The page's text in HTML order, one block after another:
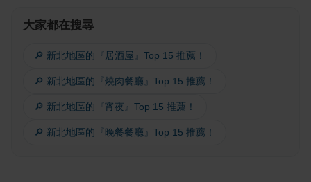
大家都在搜尋
🔎 新北地區的『居酒屋』Top 15 推薦！
🔎 新北地區的『燒肉餐廳』Top 15 推薦！
🔎 新北地區的『宵夜』Top 15 推薦！
🔎 新北地區的『晚餐餐廳』Top 15 推薦！